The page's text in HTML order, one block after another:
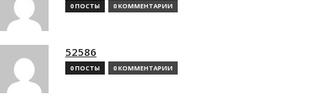
0 ПОСТЫ 0 КОММЕНТАРИИ
52586
0 ПОСТЫ 0 КОММЕНТАРИИ